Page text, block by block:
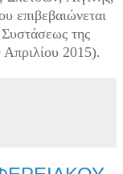
επιβεβαιώνεται
της
2015).